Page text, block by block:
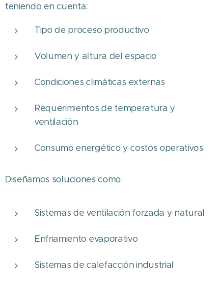
teniendo en cuenta:
Tipo de proceso productivo
Volumen y altura del espacio
Condiciones climáticas externas
Requerimientos de temperatura y
ventilación
Consumo energético y costos operativos
Diseñamos soluciones como:
Sistemas de ventilación forzada y natural
Enfriamiento evaporativo
Sistemas de calefacción industrial